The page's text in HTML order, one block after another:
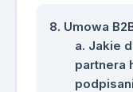
Umowa
Jakie
partnera